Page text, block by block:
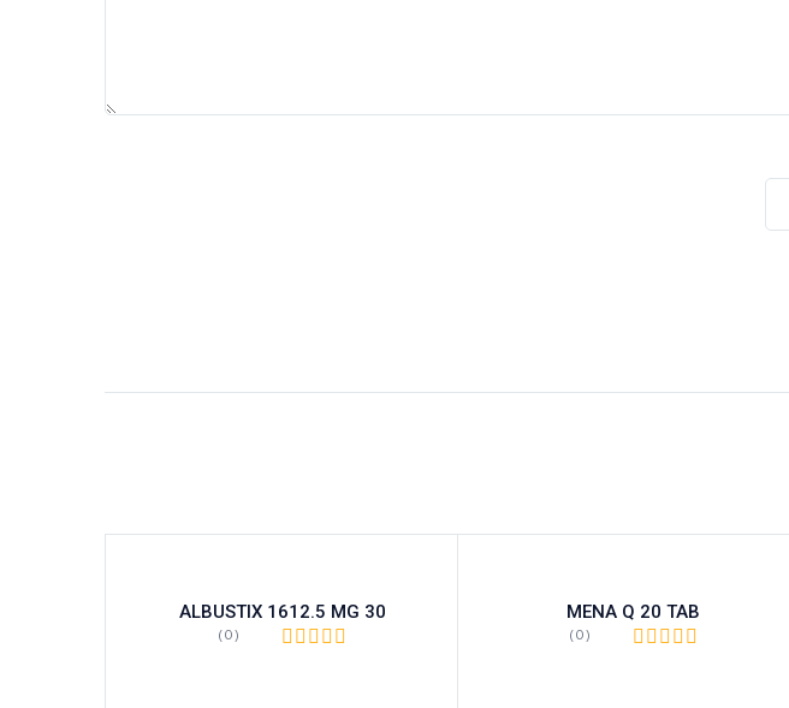
MENA Q 20 TAB
(0)
ALBUSTIX 1612.5 MG 30
(0)